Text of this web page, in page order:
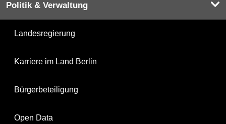
Politik & Verwaltung
Landesregierung
Karriere im Land Berlin
Bürgerbeteiligung
Open Data